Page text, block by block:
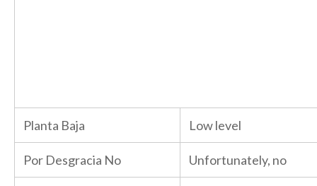
Planta Baja Low level
Por Desgracia No Unfortunately, no